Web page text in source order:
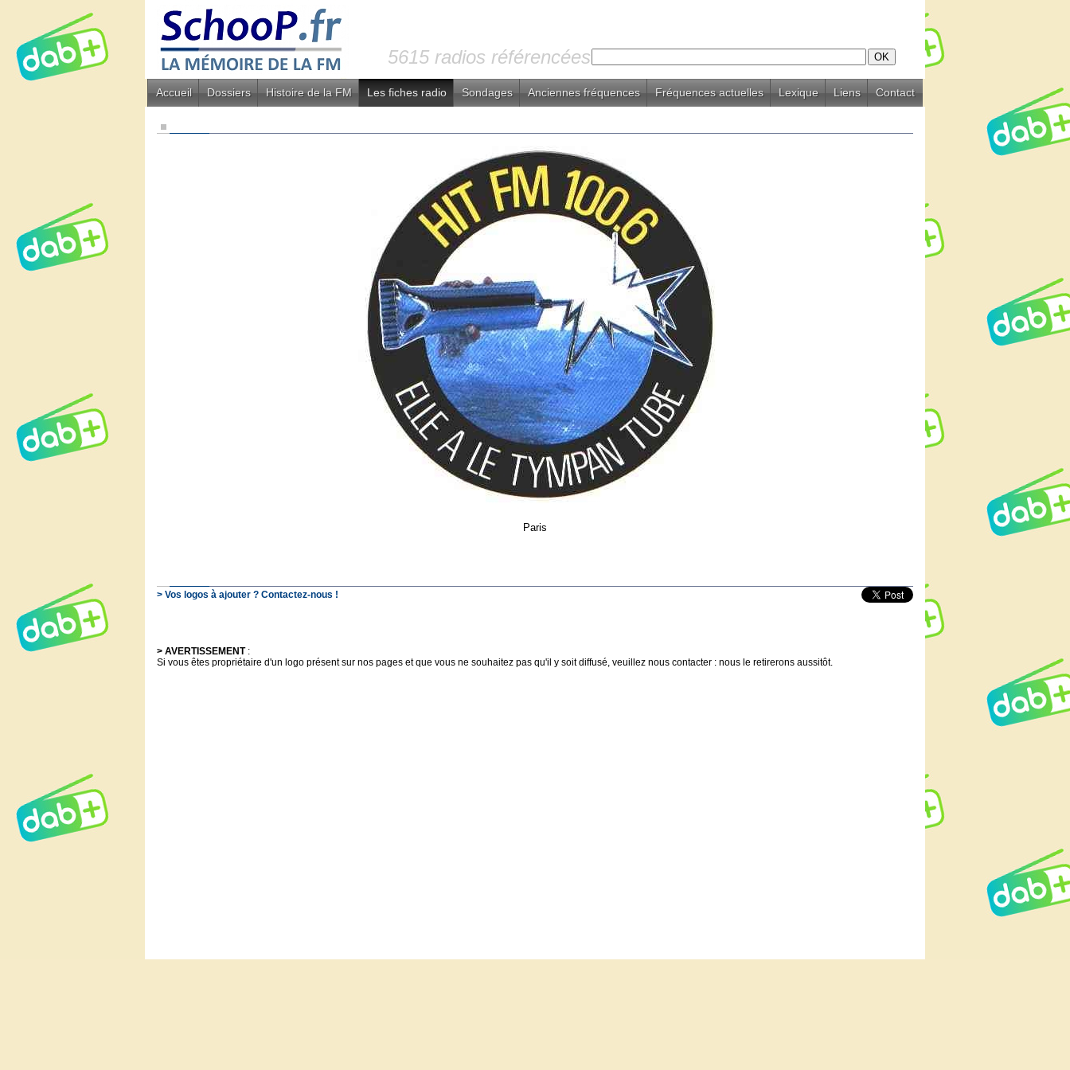
5615 radios référencées
Accueil Dossiers Histoire de la FM Les fiches radio Sondages Anciennes fréquences Fréquences actuelles Lexique Liens Contact
Paris
> Vos logos à ajouter ? Contactez-nous !
> AVERTISSEMENT:
Si vous êtes propriétaire d'un logo présent sur nos pages et que vous ne souhaitez pas qu'il y soit diffusé, veuillez nous contacter : nous le retirerons aussitôt.